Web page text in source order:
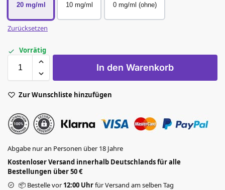
20 mg/ml 10 mg/ml 0 mg/ml (ohne)
Zurücksetzen
Vorrätig
In den Warenkorb
Zur Wunschliste hinzufügen
Abgabe nur an Personen über 18 Jahre
Kostenloser Versand innerhalb Deutschlands für alle
Bestellungen über 50 €
📦 Bestelle vor12:00 Uhrfür Versand am selben Tag